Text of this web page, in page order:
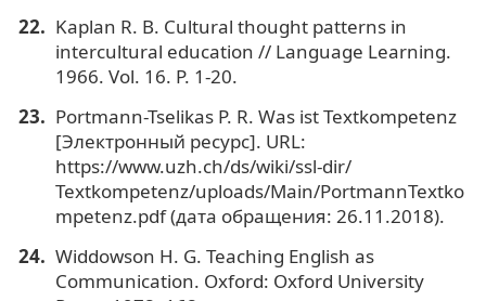
Kaplan R. B. Cultural thought patterns in
intercultural education // Language Learning.
1966. Vol. 16. P. 1-20.
Portmann-Tselikas P. R. Was ist Textkompetenz
[Электронный ресурс]. URL:
https://www.uzh.ch/ds/wiki/ssl-dir/
Textkompetenz/uploads/Main/PortmannTextko
mpetenz.pdf (дата обращения: 26.11.2018).
Widdowson H. G. Teaching English as
Communication. Oxford: Oxford University